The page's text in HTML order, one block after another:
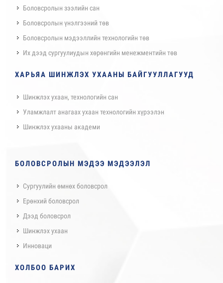
Боловсролын зээлийн сан
Боловсролын үнэлгээний төв
Боловсролын мэдээллийн технологийн төв
Их дээд сургуулиудын хөрөнгийн менежментийн төв
ХАРЬЯА ШИНЖЛЭХ УХААНЫ БАЙГУУЛЛАГУУД
Шинжлэх ухаан, технологийн сан
Уламжлалт анагаах ухаан технологийн хүрээлэн
Шинжлэх ухааны академи
БОЛОВСРОЛЫН МЭДЭЭ МЭДЭЭЛЭЛ
Сургуулийн өмнөх боловсрол
Ерөнхий боловсрол
Дээд боловсрол
Шинжлэх ухаан
Инноваци
ХОЛБОО БАРИХ